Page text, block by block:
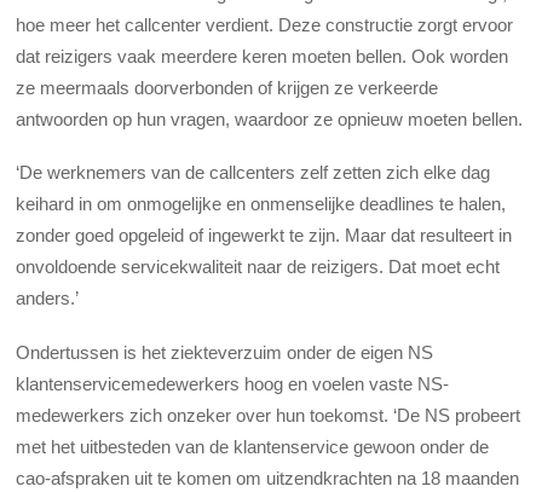
hoe meer het callcenter verdient. Deze constructie zorgt ervoor
dat reizigers vaak meerdere keren moeten bellen. Ook worden
ze meermaals doorverbonden of krijgen ze verkeerde
antwoorden op hun vragen, waardoor ze opnieuw moeten bellen.
‘De werknemers van de callcenters zelf zetten zich elke dag
keihard in om onmogelijke en onmenselijke deadlines te halen,
zonder goed opgeleid of ingewerkt te zijn. Maar dat resulteert in
onvoldoende servicekwaliteit naar de reizigers. Dat moet echt
anders.’
Ondertussen is het ziekteverzuim onder de eigen NS
klantenservicemedewerkers hoog en voelen vaste NS-
medewerkers zich onzeker over hun toekomst. ‘De NS probeert
met het uitbesteden van de klantenservice gewoon onder de
cao-afspraken uit te komen om uitzendkrachten na 18 maanden